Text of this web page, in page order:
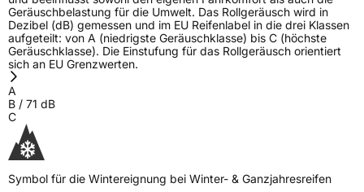
Geräuschbelastung für die Umwelt. Das Rollgeräusch wird in
Dezibel (dB) gemessen und im EU Reifenlabel in die drei Klassen
aufgeteilt: von A (niedrigste Geräuschklasse) bis C (höchste
Geräuschklasse). Die Einstufung für das Rollgeräusch orientiert
sich an EU Grenzwerten.
A
B / 71 dB
C
Symbol für die Wintereignung bei Winter- & Ganzjahresreifen